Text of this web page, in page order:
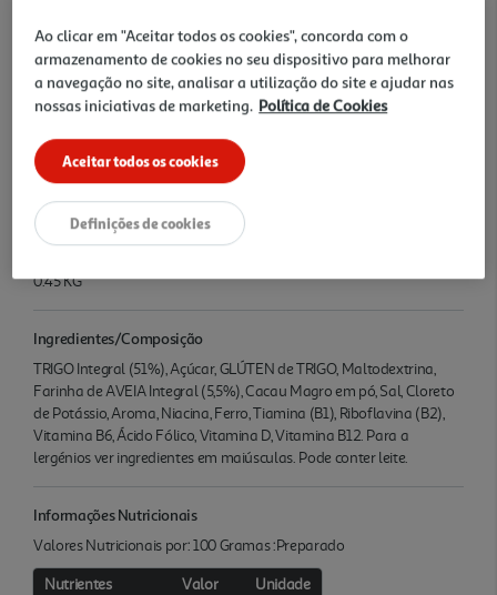
Tubos crocantes de trigo e aveia com sabor a chocolate
enriquecidos com vitaminas e ferro. Alto teor de proteína, ferro e
vitamina D. A proteína contribui para a manutenção da massa
saudáveis.
Características
Quantidade Liquida
0.45 KG
Ingredientes/Composição
TRIGO Integral (51%), Açúcar, GLÚTEN de TRIGO, Maltodextrina,
Farinha de AVEIA Integral (5,5%), Cacau Magro em pó, Sal, Cloreto
de Potássio, Aroma, Niacina, Ferro, Tiamina (B1), Riboflavina (B2),
Vitamina B6, Ácido Fólico, Vitamina D, Vitamina B12. Para a
lergénios ver ingredientes em maiúsculas. Pode conter leite.
Informações Nutricionais
Valores Nutricionais por: 100 Gramas :Preparado
Nutrientes Valor
Unidade
Ao clicar em "Aceitar todos os cookies", concorda com o
armazenamento de cookies no seu dispositivo para melhorar
a navegação no site, analisar a utilização do site e ajudar nas
nossas iniciativas de marketing. Política de Cookies
Aceitar todos os cookies
Definições de cookies